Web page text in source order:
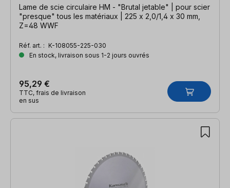
Lame de scie circulaire HM - "Brutal jetable" | pour scier
"presque" tous les matériaux | 225 x 2,0/1,4 x 30 mm,
Z=48 WWF
Réf. art. : K-108055-225-030
En stock, livraison sous 1-2 jours ouvrés
95,29 €
TTC, frais de livraison
en sus